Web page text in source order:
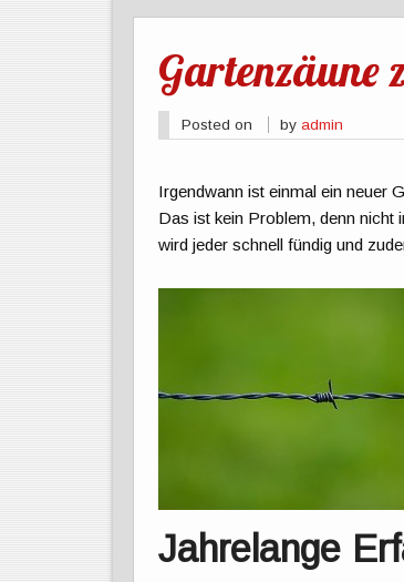
Gartenzäune
Posted on byadmin
Irgendwann ist einmal ein neuer
Das ist kein Problem, denn nicht
wird jeder schnell fündig und
Jahrelange